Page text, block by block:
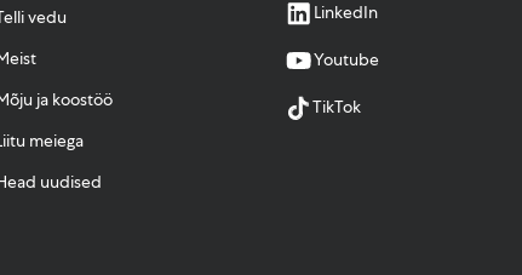
vedu
ja koostöö
meiega
uudised
LinkedIn
Youtube
TikTok